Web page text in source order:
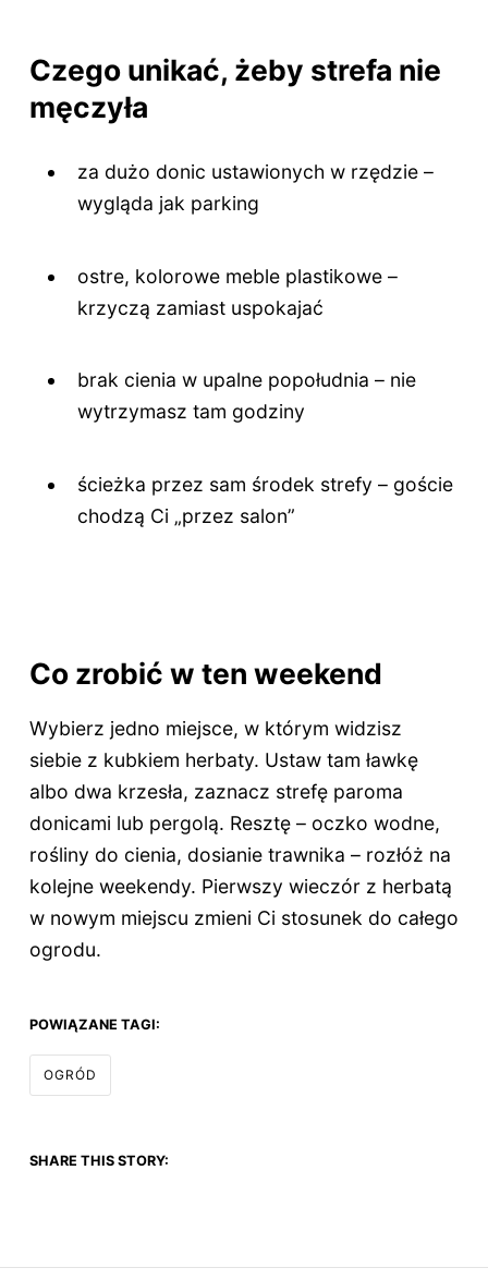
Czego unikać, żeby strefa nie
męczyła
za dużo donic ustawionych w rzędzie –
wygląda jak parking
ostre, kolorowe meble plastikowe –
krzyczą zamiast uspokajać
brak cienia w upalne popołudnia – nie
wytrzymasz tam godziny
ścieżka przez sam środek strefy – goście
chodzą Ci „przez salon”
Co zrobić w ten weekend
Wybierz jedno miejsce, w którym widzisz
siebie z kubkiem herbaty. Ustaw tam ławkę
albo dwa krzesła, zaznacz strefę paroma
donicami lub pergolą. Resztę – oczko wodne,
rośliny do cienia, dosianie trawnika – rozłóż na
kolejne weekendy. Pierwszy wieczór z herbatą
w nowym miejscu zmieni Ci stosunek do całego
ogrodu.
POWIĄZANE TAGI:
OGRÓD
SHARE THIS STORY: